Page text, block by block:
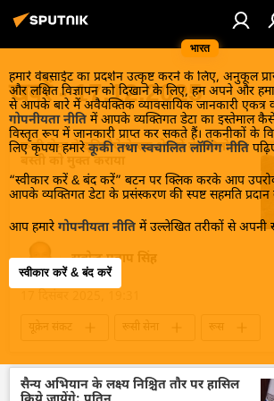
भारत
हमारे वेबसाईट का प्रदर्शन उत्कृष्ट करने के लिए, अनुकूल
और लक्षित विज्ञापन को दिखाने के लिए, हम अपने और
से आपके बारे में अवैयक्तिक व्यावसायिक जानकारी एकत्र
गोपनीयता नीति में आपके व्यक्तिगत डेटा का इस्तेमाल
विस्तृत रूप में जानकारी प्राप्त कर सकते हैं। तकनीकों के
लिए कृपया हमारे कूकी तथा स्वचालित लॉगिंग नीति
“स्वीकार करें & बंद करें” बटन पर क्लिक करके आप
आपके व्यक्तिगत डेटा के प्रसंस्करण की स्पष्ट सहमति प्रदान
आप हमारे गोपनीयता नीति में उल्लेखित तरीकों से अपनी
स्वीकार करें & बंद करें
खबरें - 17.12.2025
रूसी सेना ने द्निप्रोपेत्रोव्स्क क्षेत्र में गेरासिमोव्का
बस्ती को मुक्त कराया
सत्येन्द्र प्रताप सिंह
यूक्रेन संकट रूसी सेना
रूस
यूक्रेन सशस्त्र बल
मानव रहित वाहन
सैन्य अभियान के लक्ष्य निश्चित तौर पर हासिल